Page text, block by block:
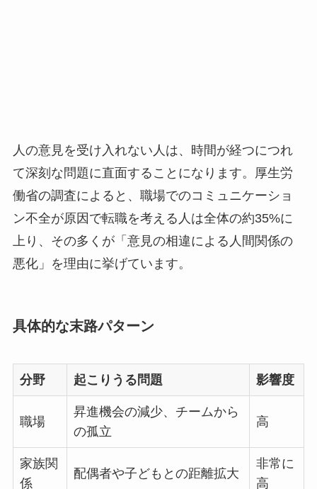
人の意見を受け入れない人は、時間が経つにつれ
て深刻な問題に直面することになります。厚生労
働省の調査によると、職場でのコミュニケーショ
ン不全が原因で転職を考える人は全体の約35%に
上り、その多くが「意見の相違による人間関係の
悪化」を理由に挙げています。
具体的な末路パターン
分野 起こりうる問題 影響度
職場
昇進機会の減少、チームから
の孤立
高
家族関
係
配偶者や子どもとの距離拡大
非常に
高